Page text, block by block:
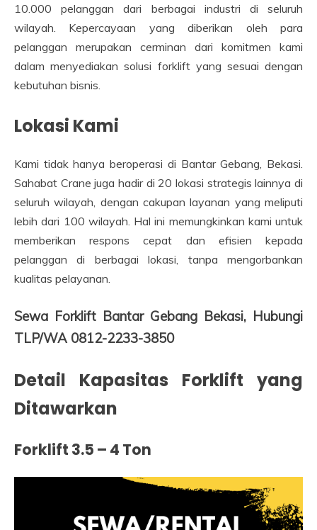
10.000 pelanggan dari berbagai industri di seluruh
wilayah. Kepercayaan yang diberikan oleh para
pelanggan merupakan cerminan dari komitmen kami
dalam menyediakan solusi forklift yang sesuai dengan
kebutuhan bisnis.
Lokasi Kami
Kami tidak hanya beroperasi di Bantar Gebang, Bekasi.
Sahabat Crane juga hadir di 20 lokasi strategis lainnya di
seluruh wilayah, dengan cakupan layanan yang meliputi
lebih dari 100 wilayah. Hal ini memungkinkan kami untuk
memberikan respons cepat dan efisien kepada
pelanggan di berbagai lokasi, tanpa mengorbankan
kualitas pelayanan.
Sewa Forklift Bantar Gebang Bekasi, Hubungi
TLP/WA 0812-2233-3850
Detail Kapasitas Forklift yang
Ditawarkan
Forklift 3.5 – 4 Ton